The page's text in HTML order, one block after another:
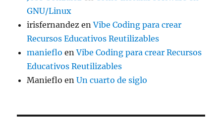
GNU/Linux
irisfernandez enVibe Coding para crear
Recursos Educativos Reutilizables
manieflo enVibe Coding para crear Recursos
Educativos Reutilizables
Manieflo enUn cuarto de siglo